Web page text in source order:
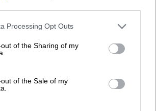
website/app uses one or more Google
visit or usage behaviour. You may click to
to Google and its third-party tags to
specified purposes in below Google
Processing Opt Outs
of the Sharing of my
of the Sale of my
were killed and several
injured after a driver
multiple cars and
late Saturday night in
said.
W4YV4Sb3Q2